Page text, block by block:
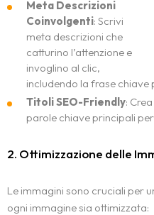
Meta Descrizioni
Coinvolgenti: Scrivi
meta descrizioni che
catturino l’attenzione e
invoglino al clic,
includendo la frase chiave
Titoli SEO-Friendly:
parole chiave principali
2. Ottimizzazione delle
Le immagini sono cruciali per
ogni immagine sia ottimizzata: